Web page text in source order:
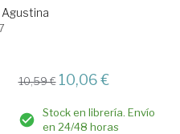
10,59 € 10,06 €
Stock en librería. Envío
en 24/48 horas